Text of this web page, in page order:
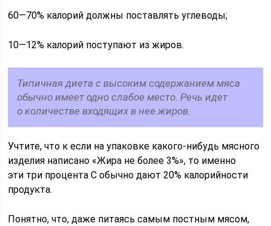
60—70% калорий должны постав­лять углеводы;
10—12% калорий поступают из жиров.
Типичная диета с высоким содержанием мяса
обычно имеет одно слабое место. Речь идет
о количестве входящих в нее жиров.
Учтите, что к если на упаковке какого-нибудь мясного
изделия написано «Жира не бо­лее 3%», то именно
эти три процента С обычно дают 20% калорийности
продукта.
Понятно, что, даже питаясь самым постным мясом,